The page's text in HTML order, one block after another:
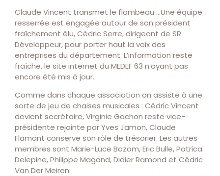
Claude Vincent transmet le flambeau …Une équipe
resserrée est engagée autour de son président
fraîchement élu, Cédric Serre, dirigeant de SR
Développeur, pour porter haut la voix des
entreprises du département. L’information reste
fraîche, le site internet du MEDEF 63 n’ayant pas
encore été mis à jour.
Comme dans chaque association on assiste à une
sorte de jeu de chaises musicales : Cédric Vincent
devient secrétaire, Virginie Gachon reste vice-
présidente rejointe par Yves Jamon, Claude
Flamant conserve son rôle de trésorier. Les autres
membres sont Marie-Luce Bozom, Eric Bulle, Patrica
Delepine, Philippe Magand, Didier Ramond et Cédric
Van Der Meiren.